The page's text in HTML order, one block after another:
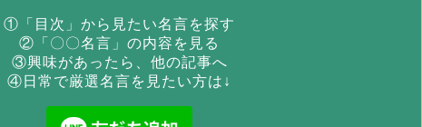
①「目次」から見たい名言を探す
②「〇〇名言」の内容を見る
③興味があったら、他の記事へ
④日常で厳選名言を見たい方は↓